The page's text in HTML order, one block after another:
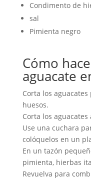
Condimento de
sal
Pimienta negro
Cómo
aguacate
Corta los
huesos.
Corta los aguacates
Use una cuchara
colóquelos en un
En un tazón
pimienta, hierbas
Revuelva para